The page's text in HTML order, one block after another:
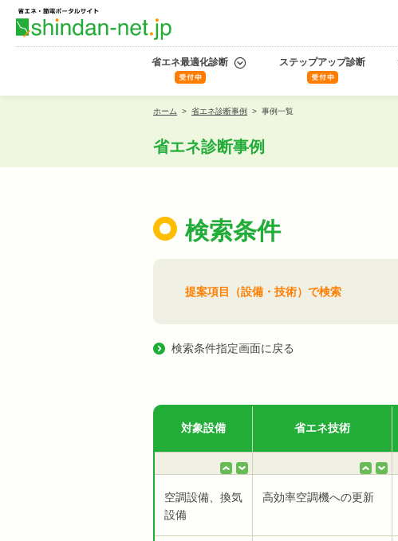
省エネ最適化診断 ステップアップ診断
ホーム > 省エネ診断事例 > 事例一覧
省エネ診断事例
検索条件
提案項目（設備・技術）で検索
検索条件指定画面に戻る
対象設備 省エネ技術
空調設備、換気
設備
高効率空調機への更新